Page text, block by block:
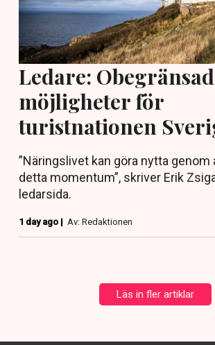
Ledare:
möjligheter för
turistnationen
”Näringslivet kan göra nytta
detta momentum”, skriver Erik
ledarsida.
1 day ago | Av: Redaktionen
Läs in fler artiklar